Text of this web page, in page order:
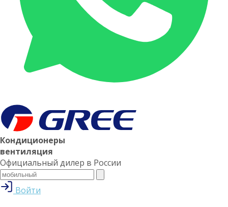
Кондиционеры
вентиляция
Официальный дилер в России
Войти